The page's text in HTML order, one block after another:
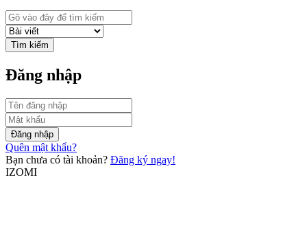
Tìm kiếm
Đăng nhập
Đăng nhập
Quên mật khẩu?
Bạn chưa có tài khoản? Đăng ký ngay!
IZOMI